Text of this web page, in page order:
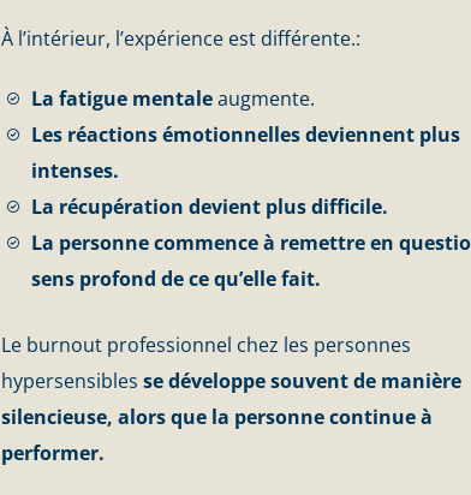
À l’intérieur, l’expérience est différente.:
La fatigue mentaleaugmente.
Les réactions émotionnelles deviennent plus
intenses.
La récupération devient plus difficile.
La personne commence à remettre en
sens profond de ce qu’elle fait.
Le burnout professionnel chez les personnes
hypersensibles se développe souvent de manière
silencieuse, alors que la personne continue à
performer.